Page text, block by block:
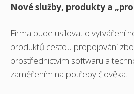
Nové služby, produkty a
Firma bude usilovat o vytváření
produktů cestou propojování
prostřednictvím softwaru a
zaměřením na potřeby člověka.